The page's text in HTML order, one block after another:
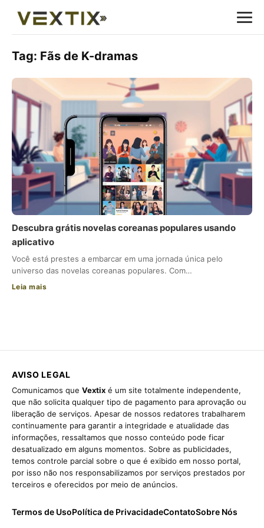
Tag: Fãs de K-dramas
Descubra grátis novelas coreanas populares usando
aplicativo
Você está prestes a embarcar em uma jornada única pelo
universo das novelas coreanas populares. Com…
Leia mais
AVISO LEGAL
Comunicamos que Vextix é um site totalmente independente,
que não solicita qualquer tipo de pagamento para aprovação ou
liberação de serviços. Apesar de nossos redatores trabalharem
continuamente para garantir a integridade e atualidade das
informações, ressaltamos que nosso conteúdo pode ficar
desatualizado em alguns momentos. Sobre as publicidades,
temos controle parcial sobre o que é exibido em nosso portal,
por isso não nos responsabilizamos por serviços prestados por
terceiros e oferecidos por meio de anúncios.
Termos de UsoPolítica de PrivacidadeContatoSobre Nós